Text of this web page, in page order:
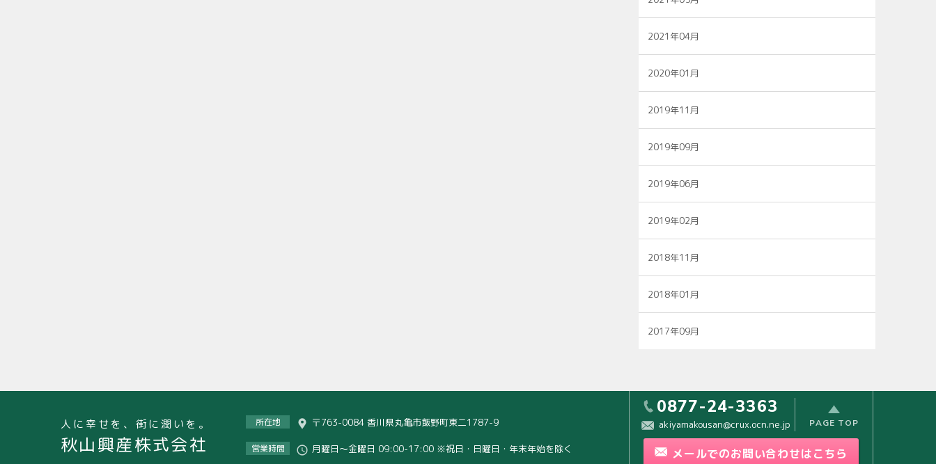
2021年04月
2020年01月
2019年11月
2019年09月
2019年06月
2019年02月
2018年11月
2018年01月
2017年09月
人に幸せを、街に潤いを。
秋山興産株式会社
所在地 〒763-0084 香川県丸亀市飯野町東二1787-9
営業時間 月曜日～金曜日 09:00-17:00 ※祝日・日曜日・年末年始を除く
0877-24-3363
akiyamakousan@crux.ocn.ne.jp
メールでのお問い合わせはこちら
PAGE TOP